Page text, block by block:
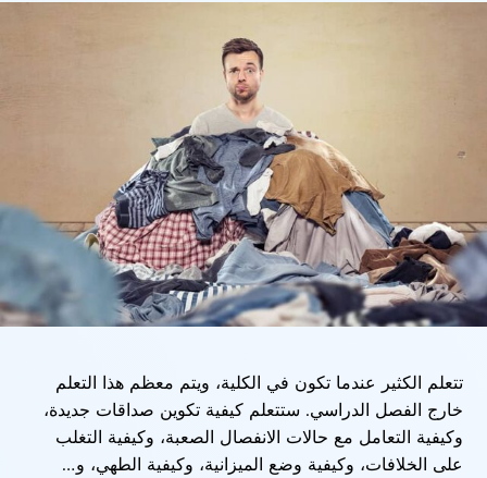
تتعلم الكثير عندما تكون في الكلية، ويتم معظم هذا التعلم
خارج الفصل الدراسي. ستتعلم كيفية تكوين صداقات جديدة،
وكيفية التعامل مع حالات الانفصال الصعبة، وكيفية التغلب
على الخلافات، وكيفية وضع الميزانية، وكيفية الطهي، و…